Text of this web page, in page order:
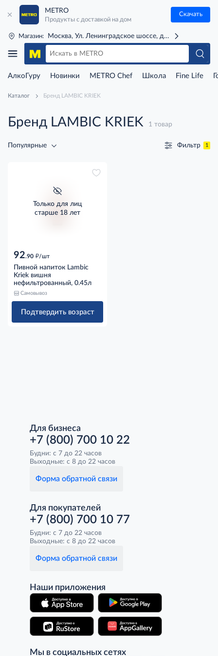
METRO
Продукты с доставкой на дом
Скачать
Магазин: Москва, Ул. Ленинградское шоссе, д. 71Г (м. Речной
АлкоГуру Новинки METRO Chef Школа Fine Life
Каталог Бренд LAMBIC KRIEK
Бренд LAMBIC KRIEK 1 товар
Популярные Фильтр 1
Только для лиц
старше 18 лет
92.90 д/шт
Пивной напиток Lambic
Kriek вишня
нефильтрованный, 0.45л
Самовывоз
Подтвердить возраст
Для бизнеса
+7 (800) 700 10 22
Будни: с 7 до 22 часов
Выходные: с 8 до 22 часов
Форма обратной связи
Для покупателей
+7 (800) 700 10 77
Будни: с 7 до 22 часов
Выходные: с 8 до 22 часов
Форма обратной связи
Наши приложения
Мы в социальных сетях